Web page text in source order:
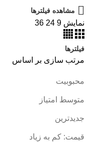
مشاهده فیلترها
نمایش 9
24
36
فیلترها
مرتب سازی بر اساس
محبوبیت
متوسط امتیاز
جدیدترین
قیمت: کم به زیاد